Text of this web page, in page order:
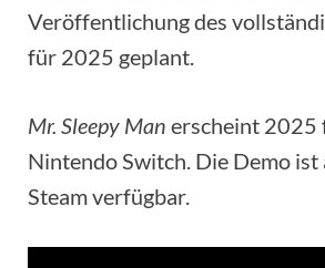
Veröffentlichung des
für 2025 geplant.
Mr. Sleepy Man erscheint 2025
Nintendo Switch. Die Demo
Steam verfügbar.